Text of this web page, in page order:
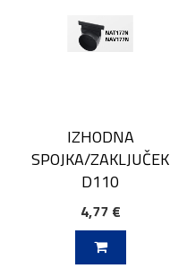
IZHODNA
SPOJKA/ZAKLJUČEK
D110
4,77 €